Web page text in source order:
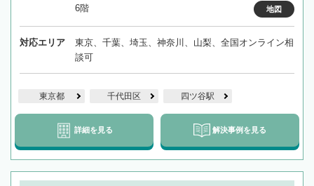
6階
地図
対応エリア
東京、千葉、埼玉、神奈川、山梨、全国オンライン相
談可
東京都 千代田区 四ツ谷駅
詳細を見る 解決事例を見る